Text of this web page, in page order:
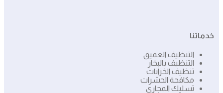
خدماتنا
التنظيف العميق
التنظيف بالبخار
تنظيف الخزانات
مكافحة الحشرات
تسليك المجاري